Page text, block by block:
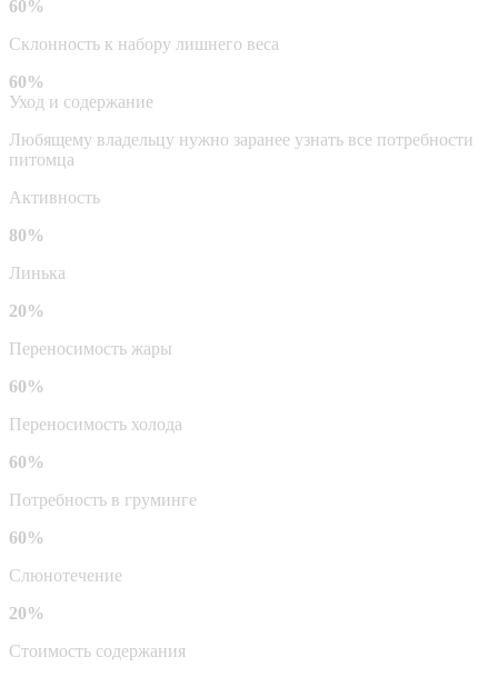
60%
Склонность к набору лишнего веса
60%
Уход и содержание
Любящему владельцу нужно заранее узнать все потребности
питомца
Активность
80%
Линька
20%
Переносимость жары
60%
Переносимость холода
60%
Потребность в груминге
60%
Слюнотечение
20%
Стоимость содержания